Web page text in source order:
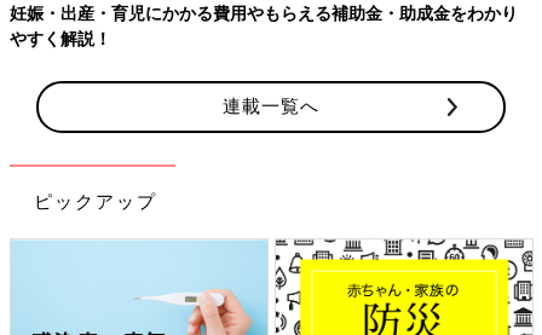
１つ目に紹介するのは、赤ちゃんケアグッズの収納ケース。
片手で持ち運びできる大きさなのに、爪切り・体温計などのお世
話グッズのほか、おむつ約3日分や、おしりふき、ビニール袋な
どがひとまとめにできる布製収納ケースです。さっと運んで、い
つでもどこでもおむつ替えがや赤ちゃんのお世話がパッと始めら
れます。
屋根部分のフタは片手で開けて中身を取り出すことができたり、
おむつ替え以外にも使用シーンの多い「おしりふき」は外側の専
用ポケットに設置してそのまま取り出せるなど、お世話の時の
「アクション数を少なく」できるようにも考えられています。
妊娠・出産・育児にかかる費用やもらえる補助金・助成金をわかり
やすく解説！
連載一覧へ
ピックアップ